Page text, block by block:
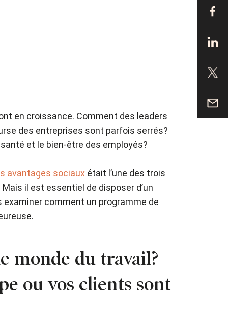
en croissance. Comment des leaders
des entreprises sont parfois serrés?
et le bien-être des employés?
avantages sociaux était l’une des trois
il est essentiel de disposer d’un
examiner comment un programme de
monde du travail?
ou vos clients sont